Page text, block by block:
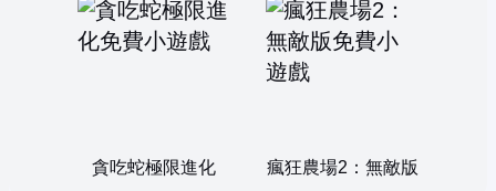
貪吃蛇極限進化 瘋狂農場2：無敵版